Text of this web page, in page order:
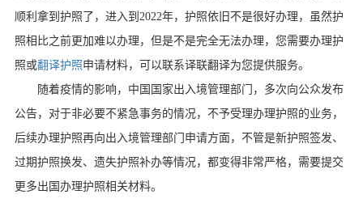
顺利拿到护照了，进入到 2022年，护照依旧不是很好办理，虽然护
照相比之前更加难以办理，但是不是完全无法办理，您需要办理护
照或翻译护照申请材料，可以联系译联翻译为您提供服务。
随着疫情的影响，中国国家出入境管理部门，多次向公众发布
公告，对于非必要不紧急事务的情况，不予受理办理护照的业务，
后续办理护照再向出入境管理部门申请方面，不管是新护照签发、
过期护照换发、遗失护照补办等情况，都变得非常严格，需要提交
更多出国办理护照相关材料。